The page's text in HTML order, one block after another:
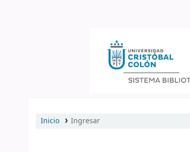
Inicio Ingresar